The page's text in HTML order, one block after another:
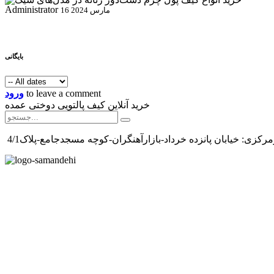
Administrator
16 مارس 2024
بایگانی
ورود to leave a comment
خرید آنلاین کیف پالتویی دوختی عمده
خیابان پانزده خرداد-بازارآهنگران-کوچه مسجدجامع-پلاک4/1